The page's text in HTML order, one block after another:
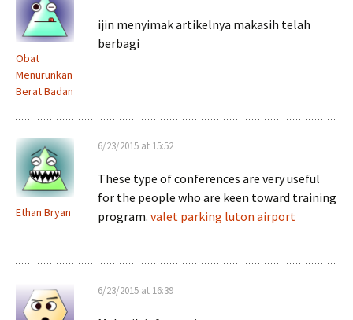
Obat
Menurunkan
Berat Badan
ijin menyimak artikelnya makasih telah
berbagi
Ethan Bryan
6/23/2015 at 15:52
These type of conferences are very useful
for the people who are keen toward training
program. valet parking luton airport
6/23/2015 at 16:39